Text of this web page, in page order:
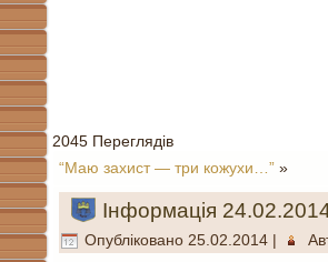
2045 Переглядів
“Маю захист — три кожухи…”»
Інформація
Опубліковано 25.02.2014|